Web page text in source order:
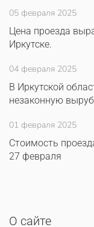
05 февраля 2025
Цена проезда
Иркутске.
04 февраля 2025
В Иркутской
незаконную
01 февраля 2025
Стоимость
27 февраля
О сайте